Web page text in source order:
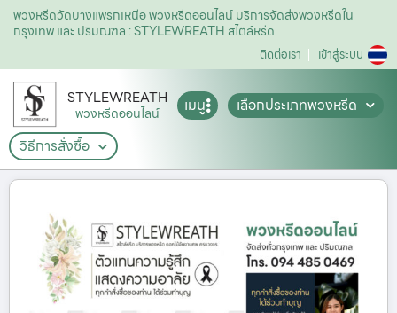
พวงหรีดวัดบางแพรกเหนือ พวงหรีดออนไลน์ บริการจัดส่งพวงหรีดใน
กรุงเทพ และ ปริมณฑล : STYLEWREATH สไตล์หรีด
ติดต่อเรา เข้าสู่ระบบ
STYLEWREATH
พวงหรีดออนไลน์ เมนู
เลือกประเภทพวงหรีด
วิธีการสั่งซื้อ